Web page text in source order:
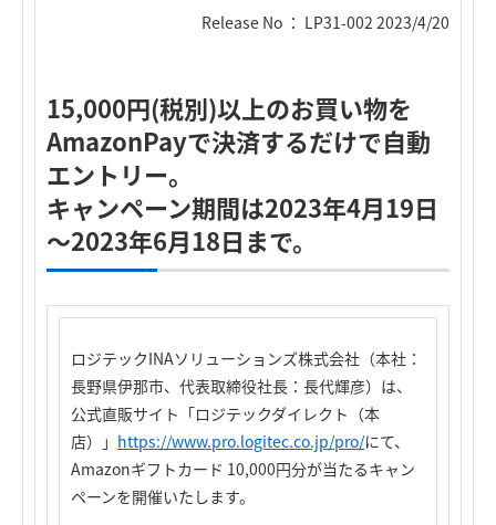
Release No ： LP31-002 2023/4/20
15,000円(税別)以上のお買い物を
AmazonPayで決済するだけで自動
エントリー。
キャンペーン期間は2023年4月19日
～2023年6月18日まで。
ロジテックINAソリューションズ株式会社（本社：
長野県伊那市、代表取締役社長：長代輝彦）は、
公式直販サイト「ロジテックダイレクト（本
店）」 https://www.pro.logitec.co.jp/pro/にて、
Amazonギフトカード 10,000円分が当たるキャン
ペーンを開催いたします。